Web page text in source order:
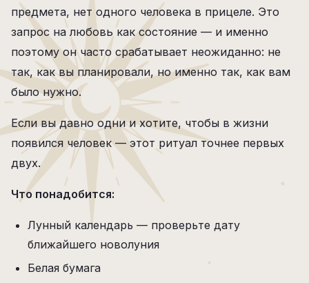
предмета, нет одного человека в прицеле. Это
запрос на любовь как состояние — и именно
поэтому он часто срабатывает неожиданно: не
так, как вы планировали, но именно так, как вам
было нужно.
Если вы давно одни и хотите, чтобы в жизни
появился человек — этот ритуал точнее первых
двух.
Что понадобится:
Лунный календарь — проверьте дату
ближайшего новолуния
Белая бумага